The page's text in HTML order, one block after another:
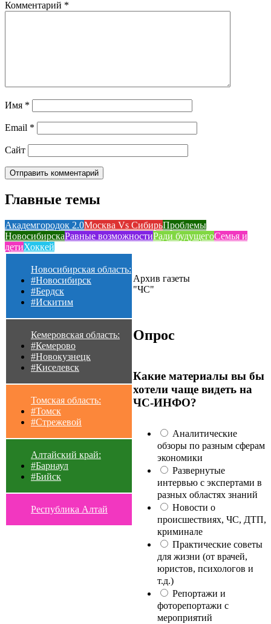
Комментарий *
Имя *
Email *
Сайт
Главные темы
Академгородок 2.0Москва Vs СибирьПроблемы
НовосибирскаРавные возможностиРади будущегоСемья и
детиХоккей
Новосибирская область:
#Новосибирск
#Бердск
#Искитим
Кемеровская область:
#Кемерово
#Новокузнецк
#Киселевск
Томская область:
#Томск
#Стрежевой
Алтайский край:
#Барнаул
#Бийск
Республика Алтай
Архив газеты
"ЧС"
Опрос
Какие материалы вы бы
хотели чаще видеть на
ЧС-ИНФО?
Аналитические
обзоры по разным сферам
экономики
Развернутые
интервью с экспертами в
разных областях знаний
Новости о
происшествиях, ЧС, ДТП,
криминале
Практические советы
для жизни (от врачей,
юристов, психологов и
т.д.)
Репортажи и
фоторепортажи с
мероприятий